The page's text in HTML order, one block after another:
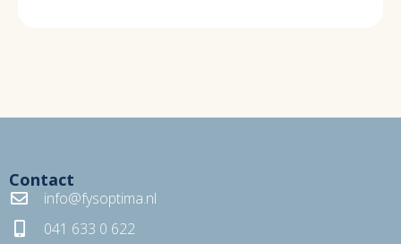
Contact
info@fysoptima.nl
041 633 0 622